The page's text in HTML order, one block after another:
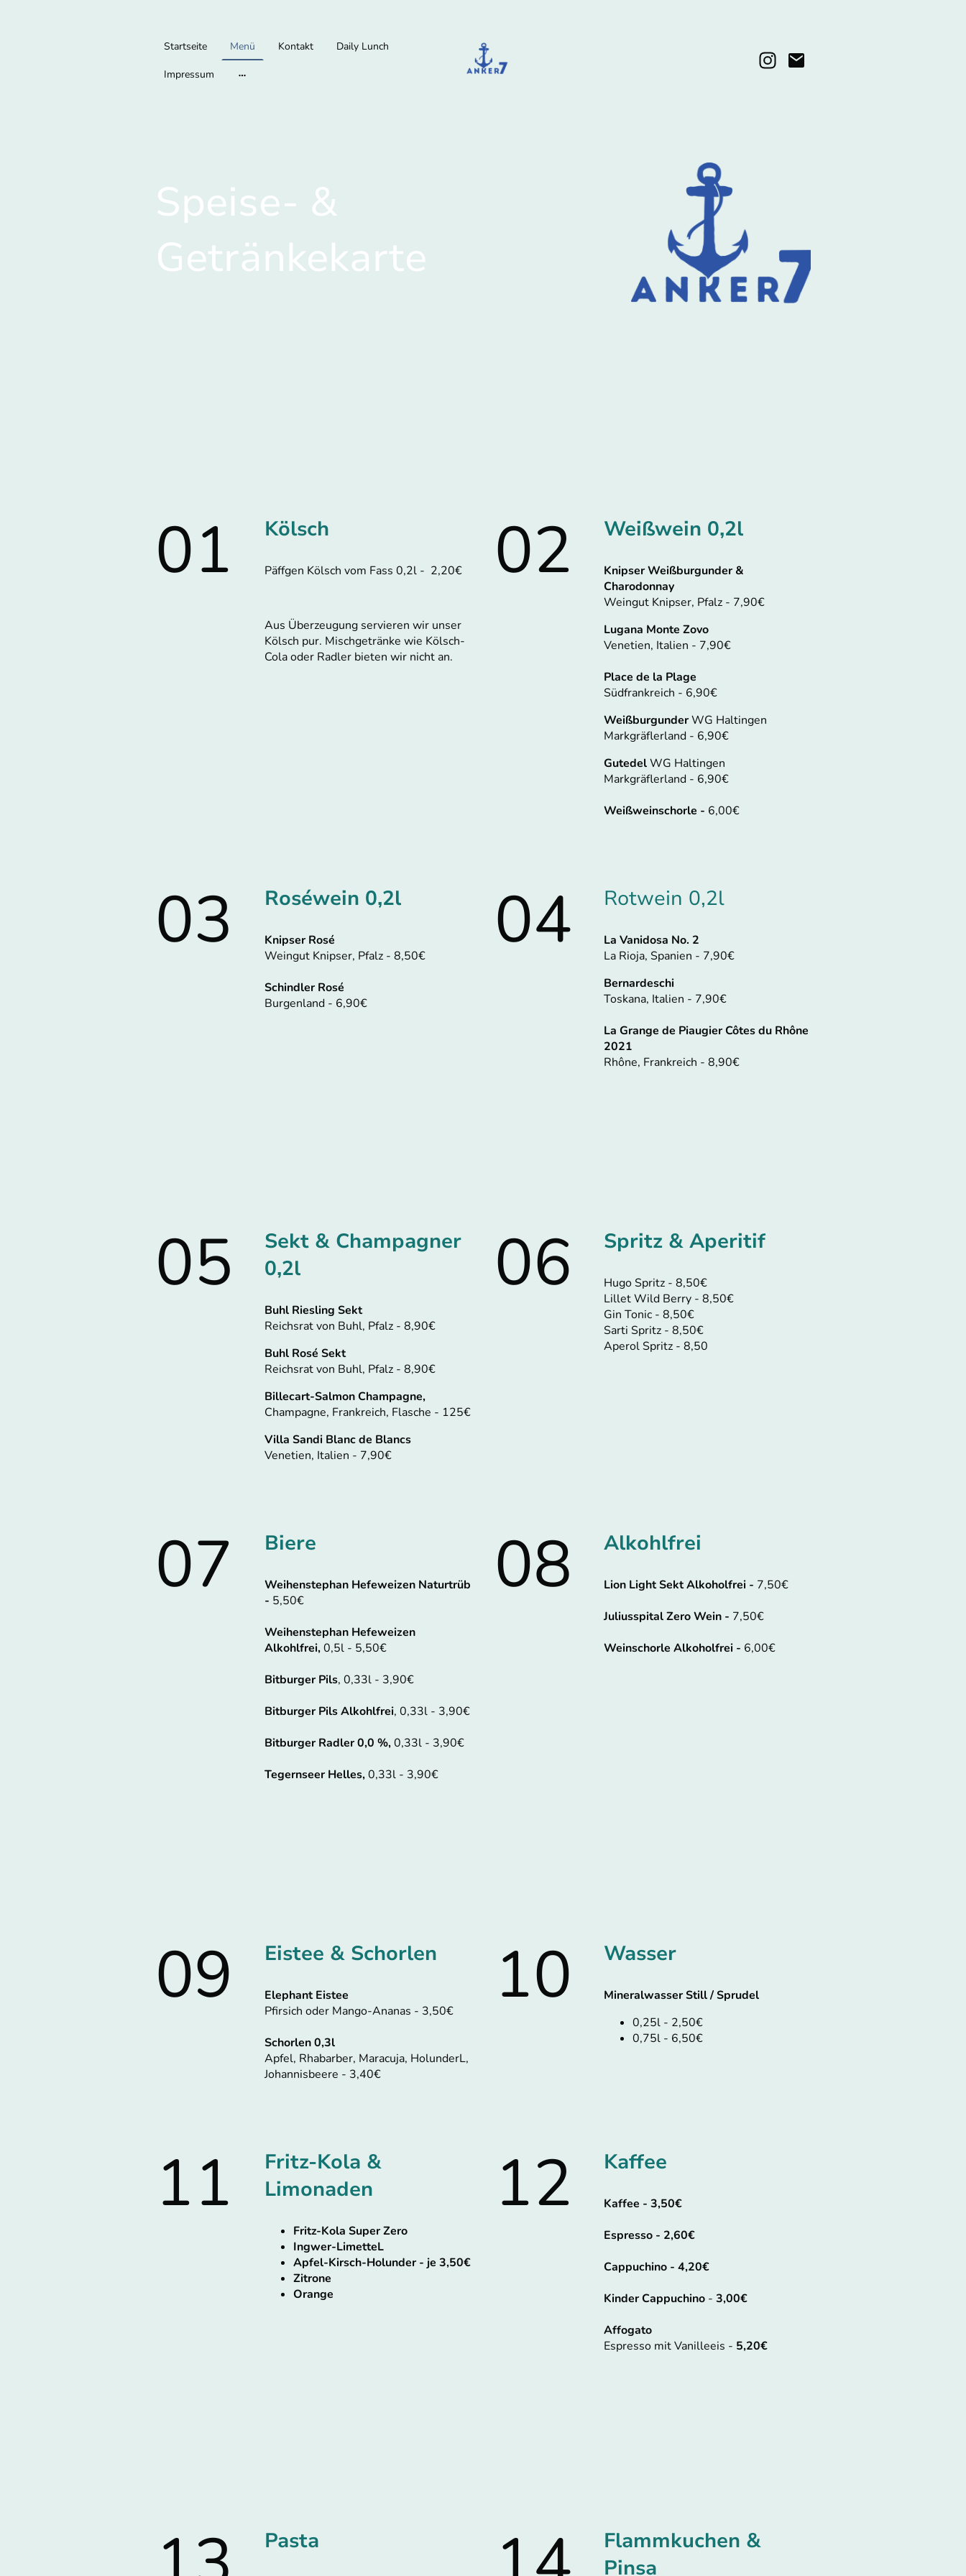
Startseite Menü Kontakt Daily Lunch
Impressum
Speise- &
Getränkekarte
01 Kölsch
Päffgen Kölsch vom Fass 0,2l - 2,20€
Aus Überzeugung servieren wir unser
Kölsch pur. Mischgetränke wie Kölsch-
Cola oder Radler bieten wir nicht an.
02 Weißwein 0,2l
Knipser Weißburgunder &
Charodonnay
Weingut Knipser, Pfalz - 7,90€
Lugana Monte Zovo
Venetien, Italien - 7,90€
Place de la Plage
Südfrankreich - 6,90€
WeißburgunderWG Haltingen
Markgräflerland - 6,90€
GutedelWG Haltingen
Markgräflerland - 6,90€
Weißweinschorle - 6,00€
03 Roséwein 0,2l
Knipser Rosé
Weingut Knipser, Pfalz - 8,50€
Schindler Rosé
Burgenland - 6,90€
04 Rotwein 0,2l
La Vanidosa No. 2
La Rioja, Spanien - 7,90€
Bernardeschi
Toskana, Italien - 7,90€
La Grange de Piaugier Côtes du Rhône
2021
Rhône, Frankreich - 8,90€
05
Sekt & Champagner
0,2l
Buhl Riesling Sekt
Reichsrat von Buhl, Pfalz - 8,90€
Buhl Rosé Sekt
Reichsrat von Buhl, Pfalz - 8,90€
Billecart-Salmon Champagne,
Champagne, Frankreich, Flasche - 125€
Villa Sandi Blanc de Blancs
Venetien, Italien - 7,90€
06 Spritz & Aperitif
Hugo Spritz - 8,50€
Lillet Wild Berry - 8,50€
Gin Tonic - 8,50€
Sarti Spritz - 8,50€
Aperol Spritz - 8,50
07 Biere
Weihenstephan Hefeweizen Naturtrüb
- 5,50€
Weihenstephan Hefeweizen
Alkohlfrei,0,5l - 5,50€
Bitburger Pils, 0,33l - 3,90€
Bitburger Pils Alkohlfrei, 0,33l - 3,90€
Bitburger Radler 0,0 %,0,33l - 3,90€
Tegernseer Helles,0,33l - 3,90€
08 Alkohlfrei
Lion Light Sekt Alkoholfrei - 7,50€
Juliusspital Zero Wein - 7,50€
Weinschorle Alkoholfrei - 6,00€
09 Eistee & Schorlen
Elephant Eistee
Pfirsich oder Mango-Ananas - 3,50€
Schorlen 0,3l
Apfel, Rhabarber, Maracuja, HolunderL,
Johannisbeere - 3,40€
10 Wasser
Mineralwasser Still / Sprudel
0,25l - 2,50€
0,75l - 6,50€
11
Fritz-Kola &
Limonaden
Fritz-Kola Super Zero
Ingwer-LimetteL
Apfel-Kirsch-Holunder - je 3,50€
Zitrone
Orange
12 Kaffee
Kaffee - 3,50€
Espresso - 2,60€
Cappuchino - 4,20€
Kinder Cappuchino- 3,00€
Affogato
Espresso mit Vanilleeis - 5,20€
Pasta
Flammkuchen &
Pinsa